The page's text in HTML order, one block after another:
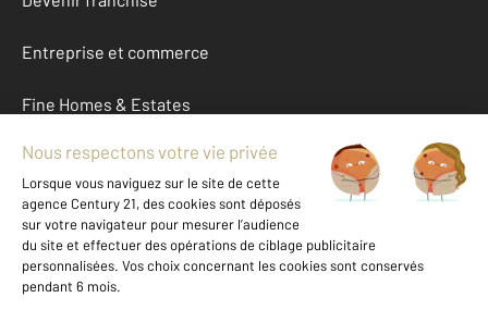
Entreprise et commerce
Fine Homes & Estates
À propos
International
Nous contacter